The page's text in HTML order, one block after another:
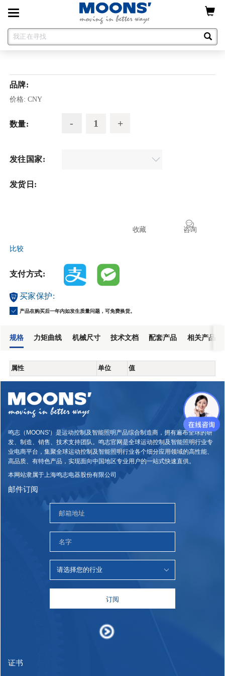
Toggle
navigation
品牌:
价格: CNY
数量:
发往国家:
发货日:
咨询
收藏
比较
支付方式:
买家保护:
产品在购买后一年内如发生质量问题，可免费换货。
规格 力矩曲线 机械尺寸 技术文档 配套产品 相关产品
属性 单位 值
鸣志（MOONS'）是运动控制及智能照明产品综合制造商，拥有遍布全球的研
发、制造、销售、技术支持团队。鸣志官网是全球运动控制及智能照明行业专
业电商平台，集聚全球运动控制及智能照明行业各个细分应用领域的高性能、
高品质、有特色产品，实现面向中国地区专业用户的一站式快速直供。
本网站隶属于上海鸣志电器股份有限公司
邮件订阅
订阅
证书